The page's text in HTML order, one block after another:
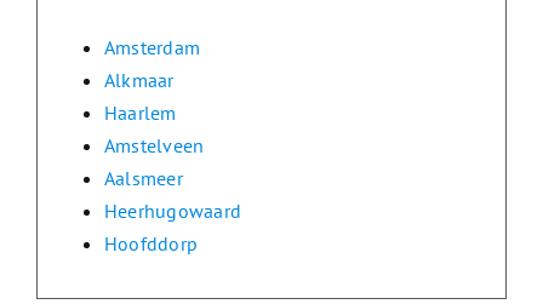
Amsterdam
Alkmaar
Haarlem
Amstelveen
Aalsmeer
Heerhugowaard
Hoofddorp